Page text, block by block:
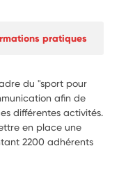
pratiques
du "sport pour
afin de
différentes activités.
en place une
2200 adhérents